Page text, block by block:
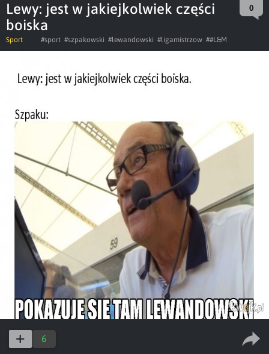
Lewy: jest w jakiejkolwiek części
boiska
0
Sport #sport #szpakowski #lewandowski #ligamistrzow ##L&M
6